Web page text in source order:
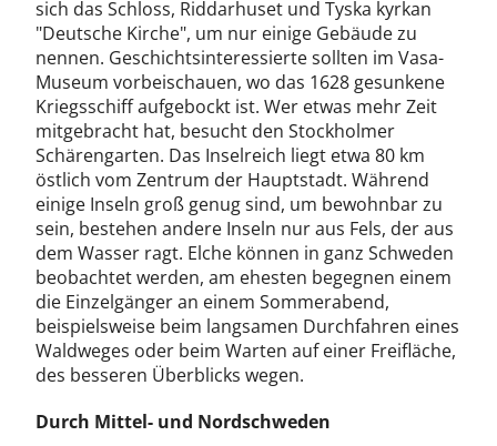
sich das Schloss, Riddarhuset und Tyska kyrkan
"Deutsche Kirche", um nur einige Gebäude zu
nennen. Geschichtsinteressierte sollten im Vasa-
Museum vorbeischauen, wo das 1628 gesunkene
Kriegsschiff aufgebockt ist. Wer etwas mehr Zeit
mitgebracht hat, besucht den Stockholmer
Schärengarten. Das Inselreich liegt etwa 80 km
östlich vom Zentrum der Hauptstadt. Während
einige Inseln groß genug sind, um bewohnbar zu
sein, bestehen andere Inseln nur aus Fels, der aus
dem Wasser ragt. Elche können in ganz Schweden
beobachtet werden, am ehesten begegnen einem
die Einzelgänger an einem Sommerabend,
beispielsweise beim langsamen Durchfahren eines
Waldweges oder beim Warten auf einer Freifläche,
des besseren Überblicks wegen.
Durch Mittel- und Nordschweden